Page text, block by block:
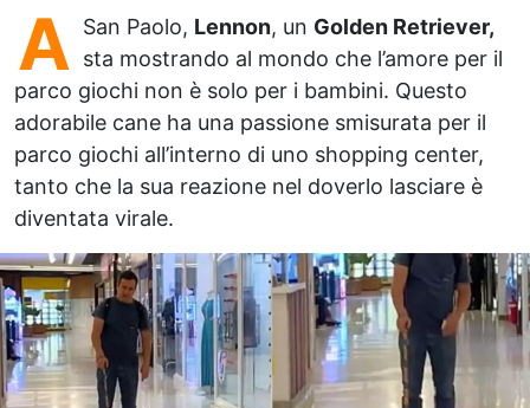
A San Paolo, Lennon, un Golden Retriever,
sta mostrando al mondo che l’amore per il
parco giochi non è solo per i bambini. Questo
adorabile cane ha una passione smisurata per il
parco giochi all’interno di uno shopping center,
tanto che la sua reazione nel doverlo lasciare è
diventata virale.